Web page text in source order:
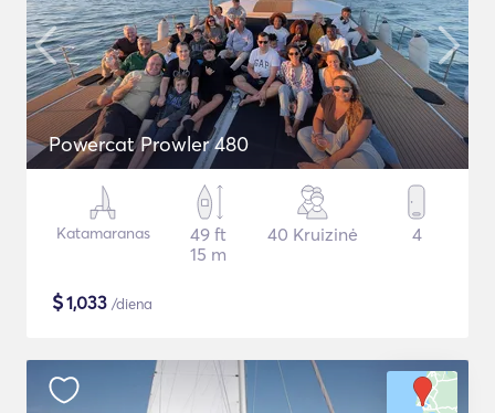
Powercat Prowler 480
Katamaranas
49 ft
15 m
40 Kruizinė 4
$1,033 /diena